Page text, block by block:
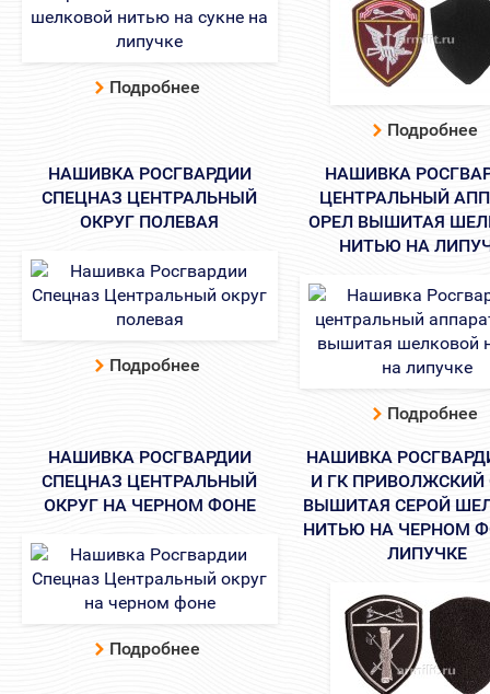
Подробнее
Подробнее
НАШИВКА РОСГВАРДИИ
СПЕЦНАЗ ЦЕНТРАЛЬНЫЙ
ОКРУГ ПОЛЕВАЯ
Подробнее
НАШИВКА
ЦЕНТРАЛЬНЫЙ
ОРЕЛ ВЫШИТАЯ
НИТЬЮ НА
Подробнее
НАШИВКА РОСГВАРДИИ
СПЕЦНАЗ ЦЕНТРАЛЬНЫЙ
ОКРУГ НА ЧЕРНОМ ФОНЕ
Подробнее
НАШИВКА
И ГК ПРИВОЛЖСКИЙ
ВЫШИТАЯ СЕРОЙ
НИТЬЮ НА ЧЕРНОМ
ЛИПУЧКЕ